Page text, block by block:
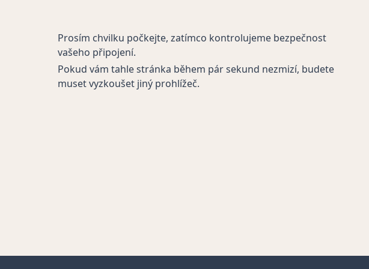
Prosím chvilku počkejte, zatímco kontrolujeme bezpečnost
vašeho připojení.
Pokud vám tahle stránka během pár sekund nezmizí, budete
muset vyzkoušet jiný prohlížeč.